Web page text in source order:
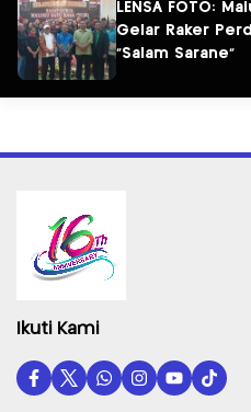
LENSA FOTO:
Gelar Raker
“Salam Sarane”
Ikuti Kami